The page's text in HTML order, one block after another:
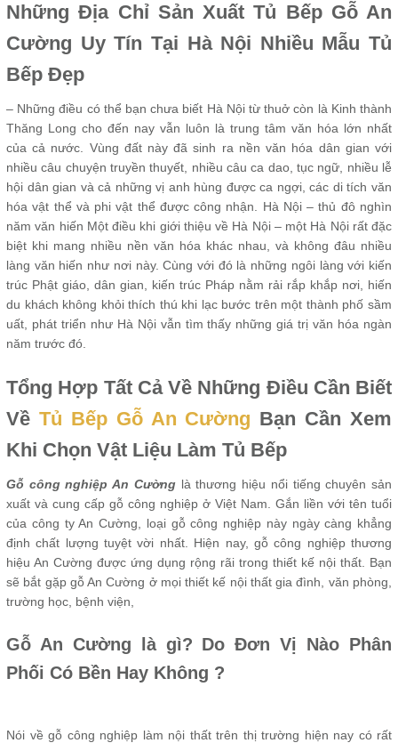
Những Địa Chỉ Sản Xuất Tủ Bếp Gỗ An
Cường Uy Tín Tại Hà Nội Nhiều Mẫu Tủ
Bếp Đẹp
– Những điều có thể bạn chưa biết Hà Nội từ thuở còn là Kinh thành
Thăng Long cho đến nay vẫn luôn là trung tâm văn hóa lớn nhất
của cả nước. Vùng đất này đã sinh ra nền văn hóa dân gian với
nhiều câu chuyện truyền thuyết, nhiều câu ca dao, tục ngữ, nhiều lễ
hội dân gian và cả những vị anh hùng được ca ngợi, các di tích văn
hóa vật thể và phi vật thể được công nhận. Hà Nội – thủ đô nghìn
năm văn hiến Một điều khi giới thiệu về Hà Nội – một Hà Nội rất đặc
biệt khi mang nhiều nền văn hóa khác nhau, và không đâu nhiều
làng văn hiến như nơi này. Cùng với đó là những ngôi làng với kiến
trúc Phật giáo, dân gian, kiến trúc Pháp nằm rải rắp khắp nơi, hiến
du khách không khỏi thích thú khi lạc bước trên một thành phố sầm
uất, phát triển như Hà Nội vẫn tìm thấy những giá trị văn hóa ngàn
năm trước đó.
Tổng Hợp Tất Cả Về Những Điều Cần Biết
Về Tủ Bếp Gỗ An Cường Bạn Cần Xem
Khi Chọn Vật Liệu Làm Tủ Bếp
Gỗ công nghiệp An Cườnglà thương hiệu nổi tiếng chuyên sản
xuất và cung cấp gỗ công nghiệp ở Việt Nam. Gắn liền với tên tuổi
của công ty An Cường, loại gỗ công nghiệp này ngày càng khẳng
định chất lượng tuyệt vời nhất. Hiện nay, gỗ công nghiệp thương
hiệu An Cường được ứng dụng rộng rãi trong thiết kế nội thất. Bạn
sẽ bắt gặp gỗ An Cường ở mọi thiết kế nội thất gia đình, văn phòng,
trường học, bệnh viện,
Gỗ An Cường là gì? Do Đơn Vị Nào Phân
Phối Có Bền Hay Không ?
Nói về gỗ công nghiệp làm nội thất trên thị trường hiện nay có rất